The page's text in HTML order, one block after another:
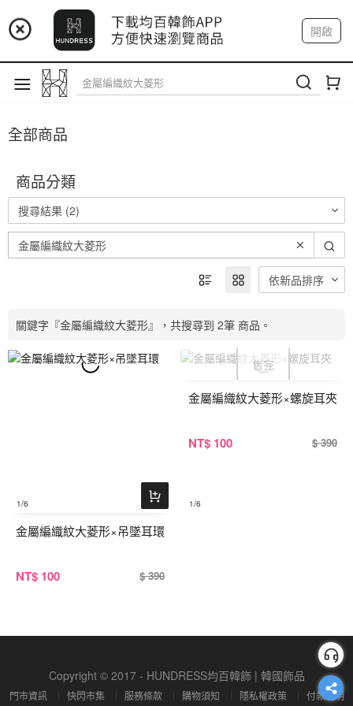
📢 市集預告：9/4-9/6 淡水捷運站
📢 市集預告：9/12-9/13 八里海巡基地
📢 市集預告：8/22-8/23 桃園青埔置地廣場
開啟
註冊 我的帳戶
全部商品
商品分類
搜尋結果 (2)
依新品排序
關鍵字『金屬編織紋大菱形』，共搜尋到 2筆 商品。
1/6
金屬編織紋大菱形×吊墜耳環
NT$ 100 $ 390
1/6
金屬編織紋大菱形×螺旋耳夾
NT$ 100 $ 390
Copyright © 2017 - HUNDRESS均百韓飾 | 韓國飾品
門市資訊 快閃市集 服務條款 購物須知 隱私權政策 付款說明